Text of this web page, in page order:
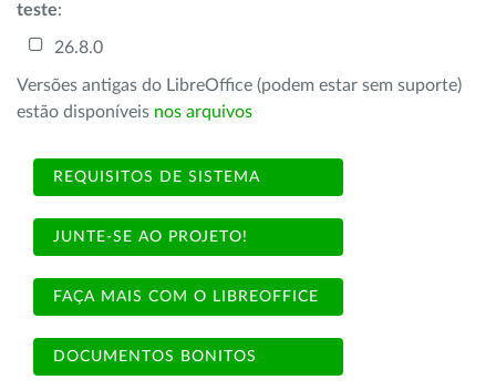
teste:
26.8.0
Versões antigas do LibreOffice (podem estar sem suporte)
estão disponíveis nos arquivos
REQUISITOS DE SISTEMA
JUNTE-SE AO PROJETO!
FAÇA MAIS COM O LIBREOFFICE
DOCUMENTOS BONITOS